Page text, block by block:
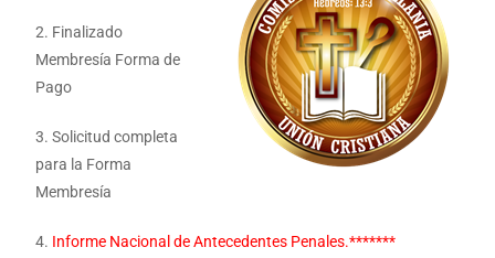
2. Finalizado
Membresía Forma de
Pago
3. Solicitud completa
para la Forma
Membresía
4. Informe Nacional de Antecedentes Penales.*******